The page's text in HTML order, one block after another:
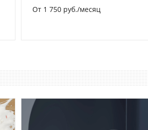
От 1 750 руб./месяц